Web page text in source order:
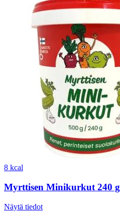
8 kcal
Myrttisen Minikurkut 240 g
Näytä tiedot